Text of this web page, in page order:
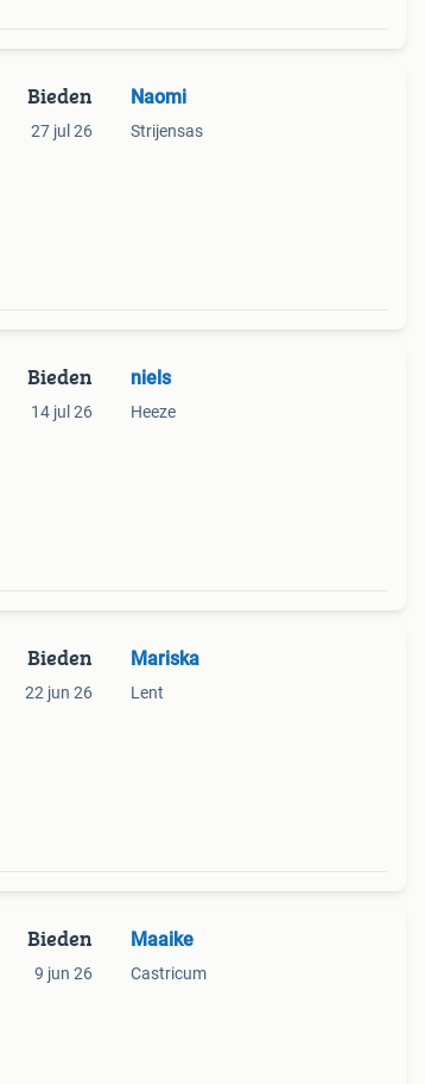
Bieden
27 jul 26
Naomi
Strijensas
Bieden
14 jul 26
niels
Heeze
Bieden
22 jun 26
Mariska
Lent
Bieden
9 jun 26
Maaike
Castricum